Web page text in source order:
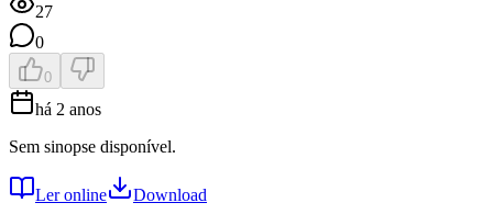
27
0
0
há 2 anos
Sem sinopse disponível.
Ler online Download